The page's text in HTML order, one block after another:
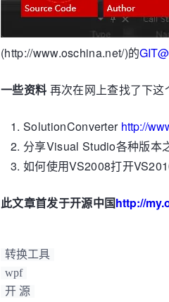
(http://www.oschina.net/)的
一些资料 再次在网上查找了下
SolutionConverter http://
分享Visual Studio各种版本
如何使用VS2008打开
此文章首发于开源中国http://
转换工具
wpf
开 源